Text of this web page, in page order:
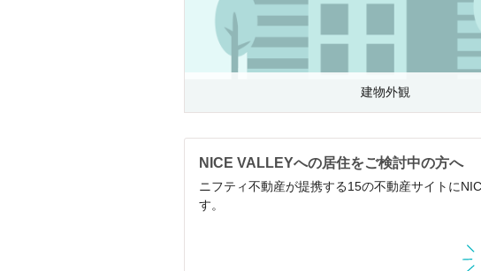
建物外観
NICE VALLEYへの居住をご検討中の方へ
ニフティ不動産が提携する15の不動産サイトに
す。